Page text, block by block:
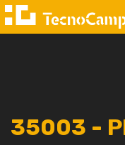
35003 -